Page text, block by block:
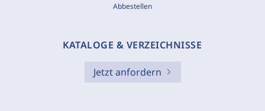
Abbestellen
KATALOGE & VERZEICHNISSE
Jetzt anfordern